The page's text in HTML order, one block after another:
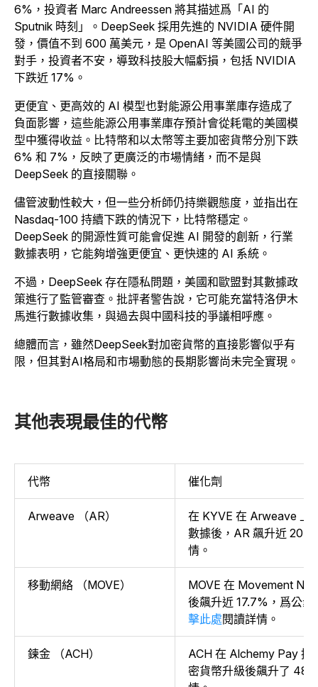
6%，投資者 Marc Andreessen 將其描述爲「AI 的
Sputnik 時刻」。DeepSeek 採用先進的 NVIDIA 硬件開
發，價值不到 600 萬美元，是 OpenAI 等美國公司的競爭
對手，投資者不安，導致科技股大幅虧損，包括 NVIDIA
下跌近 17%。
更便宜、更高效的 AI 模型也對能源公用事業庫存造成了
負面影響，這些能源公用事業庫存預計會從耗電的美國模
型中獲得收益。比特幣和以太幣等主要加密貨幣分別下跌
6% 和 7%，反映了更廣泛的市場情緒，而不是與
DeepSeek 的直接關聯。
儘管波動性較大，但一些分析師仍持樂觀態度，並指出在
Nasdaq-100 持續下跌的情況下，比特幣穩定。
DeepSeek 的開源性質可能會促進 AI 開發的創新，行業
數據表明，它能夠增強更便宜、更快速的 AI 系統。
不過，DeepSeek 存在隱私問題，美國和歐盟對其數據政
策進行了監管審查。批評者警告說，它可能充當特洛伊木
馬進行數據收集，與過去與中國科技的爭議相呼應。
總體而言，雖然DeepSeek對加密貨幣的直接影響似乎有
限，但其對AI格局和市場動態的長期影響尚未完全實現。
其他表現最佳的代幣
代幣 催化劑
Arweave （AR）
在 KYVE 在 Arweave 上
數據後，AR 飆升近
情。
移動網絡 （MOVE）
MOVE 在 Movement
後飆升近 17.7%，爲公
擊此處閱讀詳情。
鍊金 （ACH）
ACH 在 Alchemy Pay 推
密貨幣升級後飆升了